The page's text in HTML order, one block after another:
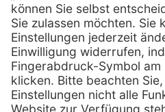
Serviceversprechen
Sprechstundenbedarf
Retoure anmelden
Zertifikat